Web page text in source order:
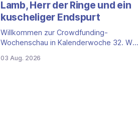
Lamb, Herr der Ringe und ein
kuscheliger Endspurt
Willkommen zur Crowdfunding-
Wochenschau in Kalenderwoche 32. Wir
Gamefound, Kickstarter und in der
03 Aug. 2026